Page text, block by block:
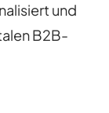
und
B2B-